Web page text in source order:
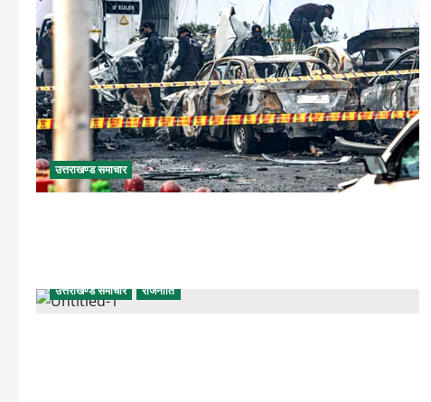
उत्तराखण्ड समाचार
उत्तराखण्ड समाचार राजनीति